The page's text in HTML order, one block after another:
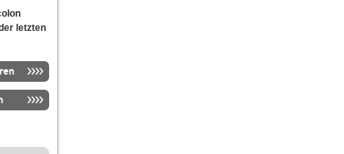
letzten